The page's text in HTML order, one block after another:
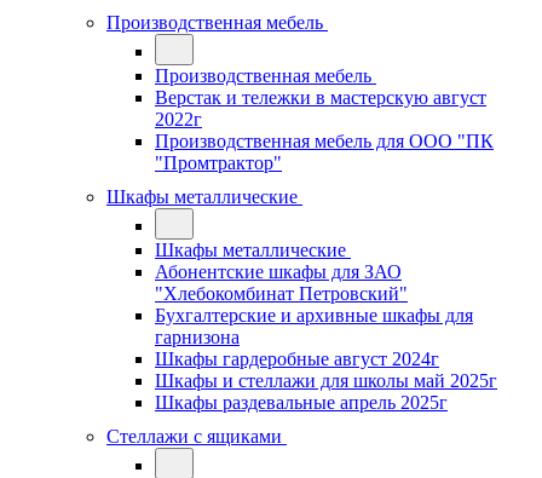
Производственная мебель
Производственная мебель
Верстак и тележки в мастерскую август
2022г
Производственная мебель для ООО "ПК
"Промтрактор"
Шкафы металлические
Шкафы металлические
Абонентские шкафы для ЗАО
"Хлебокомбинат Петровский"
Бухгалтерские и архивные шкафы для
гарнизона
Шкафы гардеробные август 2024г
Шкафы и стеллажи для школы май 2025г
Шкафы раздевальные апрель 2025г
Стеллажи с ящиками